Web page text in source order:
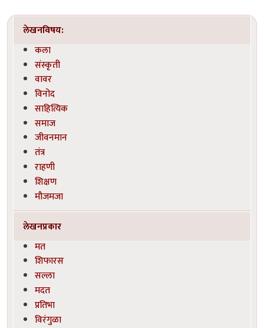
लेखनविषय:
कला
संस्कृती
वावर
विनोद
साहित्यिक
समाज
जीवनमान
तंत्र
राहणी
शिक्षण
मौजमजा
लेखनप्रकार
मत
शिफारस
सल्ला
मदत
प्रतिभा
विरंगुळा